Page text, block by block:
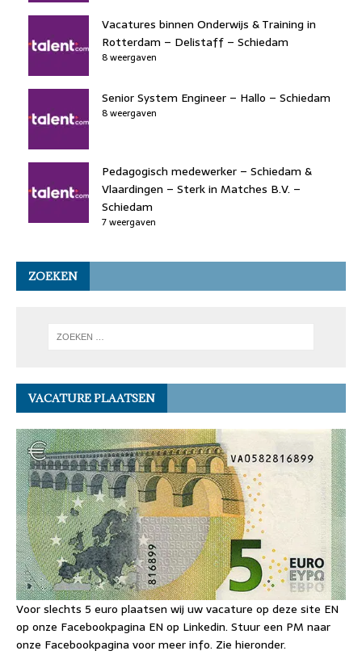
Vacatures binnen Onderwijs & Training in
Rotterdam – Delistaff – Schiedam
8 weergaven
Senior System Engineer – Hallo – Schiedam
8 weergaven
Pedagogisch medewerker – Schiedam &
Vlaardingen – Sterk in Matches B.V. –
Schiedam
7 weergaven
ZOEKEN
VACATURE PLAATSEN
Voor slechts 5 euro plaatsen wij uw vacature op deze site EN
op onze Facebookpagina EN op Linkedin. Stuur een PM naar
onze Facebookpagina voor meer info. Zie hieronder.